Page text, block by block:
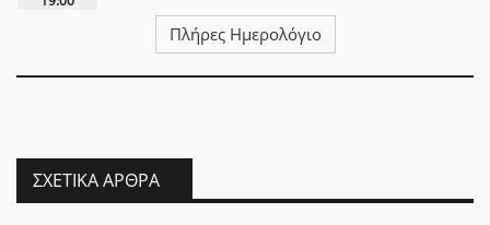
Πλήρες Ημερολόγιο
ΣΧΕΤΙΚΆ ΆΡΘΡΑ